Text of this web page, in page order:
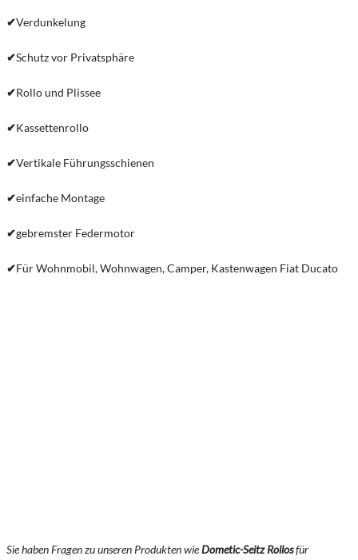
✔Verdunkelung
✔Schutz vor Privatsphäre
✔Rollo und Plissee
✔Kassettenrollo
✔Vertikale Führungsschienen
✔einfache Montage
✔gebremster Federmotor
✔Für Wohnmobil, Wohnwagen, Camper, Kastenwagen Fiat Ducato
Sie haben Fragen zu unseren Produkten wieDometic-Seitz Rollosfür